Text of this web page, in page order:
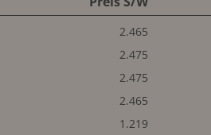
2.465
2.475
2.475
2.465
1.219